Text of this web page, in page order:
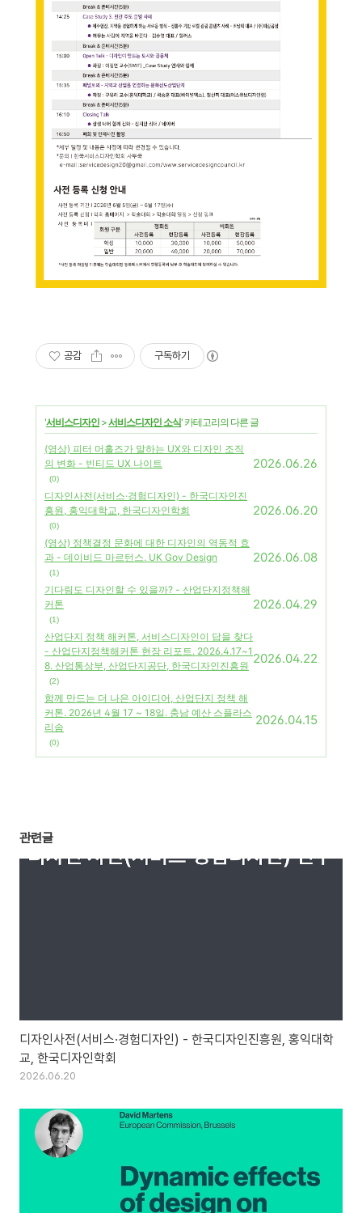
공감 구독하기
'서비스디자인 >서비스디자인 소식' 카테고리의 다른 글
(영상) 피터 머홀즈가 말하는 UX와 디자인 조직
의 변화 - 빈티드 UX 나이트
(0)
2026.06.26
디자인사전(서비스·경험디자인) - 한국디자인진
흥원, 홍익대학교, 한국디자인학회
(0)
2026.06.20
(영상) 정책결정 문화에 대한 디자인의 역동적 효
과 - 데이비드 마르턴스. UK Gov Design
(1)
2026.06.08
기다림도 디자인할 수 있을까? - 산업단지정책해
커톤
(1)
2026.04.29
산업단지 정책 해커톤, 서비스디자인이 답을 찾다
- 산업단지정책해커톤 현장 리포트. 2026.4.17~1
8. 산업통상부, 산업단지공단, 한국디자인진흥원
(2)
2026.04.22
함께 만드는 더 나은 아이디어, 산업단지 정책 해
커톤. 2026년 4월 17 ~ 18일. 충남 예산 스플라스
리솜
(0)
2026.04.15
관련글
디자인사전(서비스·경험디자인) - 한국디자인진흥원, 홍익대학
교, 한국디자인학회
2026.06.20